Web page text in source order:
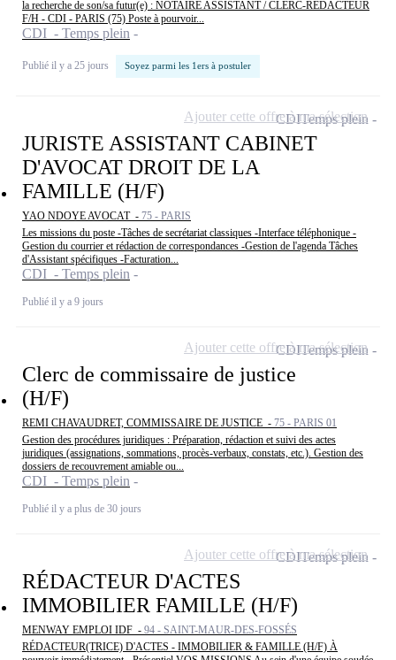
la recherche de son/sa futur(e) : NOTAIRE ASSISTANT / CLERC-RÉDACTEUR
F/H - CDI - PARIS (75) Poste à pourvoir...
CDI - Temps plein
Publié il y a 25 jours Soyez parmi les 1ers à postuler
JURISTE ASSISTANT CABINET
D'AVOCAT DROIT DE LA
FAMILLE (H/F)
YAO NDOYE AVOCAT - 75 - PARIS
Les missions du poste -Tâches de secrétariat classiques -Interface téléphonique -
Gestion du courrier et rédaction de correspondances -Gestion de l'agenda Tâches
d'Assistant spécifiques -Facturation...
CDI - Temps plein
Publié il y a 9 jours
CDITemps plein
Ajouter cette offre à ma sélection
Clerc de commissaire de justice
(H/F)
REMI CHAVAUDRET, COMMISSAIRE DE JUSTICE - 75 - PARIS 01
Gestion des procédures juridiques : Préparation, rédaction et suivi des actes
juridiques (assignations, sommations, procès-verbaux, constats, etc.). Gestion des
dossiers de recouvrement amiable ou...
CDI - Temps plein
Publié il y a plus de 30 jours
CDITemps plein
Ajouter cette offre à ma sélection
RÉDACTEUR D'ACTES
IMMOBILIER FAMILLE (H/F)
MENWAY EMPLOI IDF - 94 - SAINT-MAUR-DES-FOSSÉS
RÉDACTEUR(TRICE) D'ACTES - IMMOBILIER & FAMILLE (H/F) À
CDITemps plein
Ajouter cette offre à ma sélection